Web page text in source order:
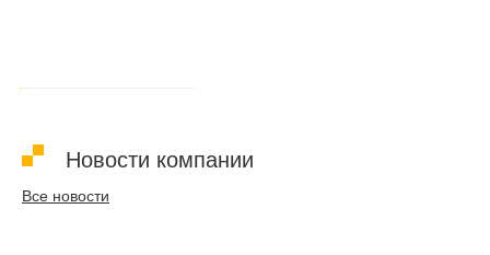
Новости компании
Все новости